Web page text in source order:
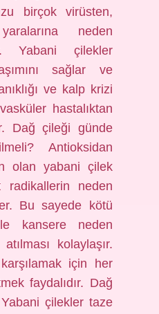
birçok virüsten,
neden
Yabani çilekler
sağlar ve
ve kalp krizi
hastalıktan
Dağ çileği günde
Antioksidan
olan yabani çilek
radikallerin neden
Bu sayede kötü
kansere neden
kolaylaşır.
için her
faydalıdır. Dağ
çilekler taze